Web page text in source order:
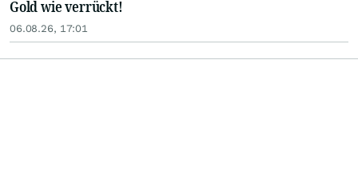
Gold wie verrückt!
06.08.26, 17:01